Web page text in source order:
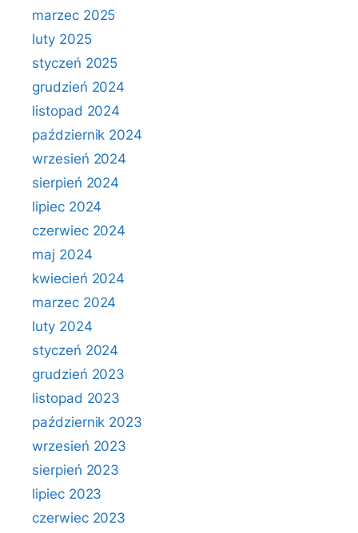
marzec 2025
luty 2025
styczeń 2025
grudzień 2024
listopad 2024
październik 2024
wrzesień 2024
sierpień 2024
lipiec 2024
czerwiec 2024
maj 2024
kwiecień 2024
marzec 2024
luty 2024
styczeń 2024
grudzień 2023
listopad 2023
październik 2023
wrzesień 2023
sierpień 2023
lipiec 2023
czerwiec 2023